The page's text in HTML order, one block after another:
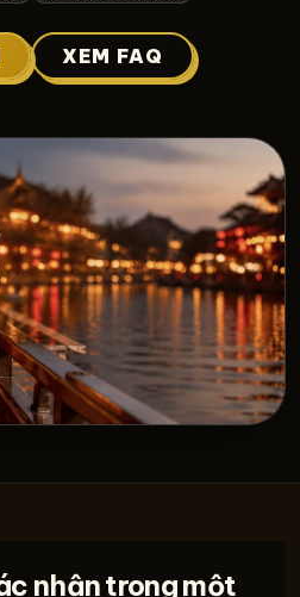
XEM FAQ
nhận trong một